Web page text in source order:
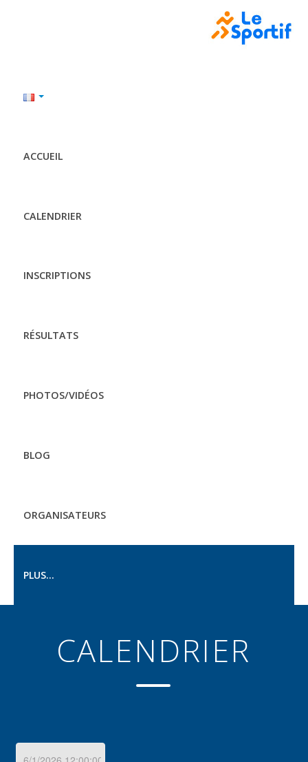
ACCUEIL
CALENDRIER
INSCRIPTIONS
RÉSULTATS
PHOTOS/VIDÉOS
BLOG
ORGANISATEURS
PLUS...
CALENDRIER